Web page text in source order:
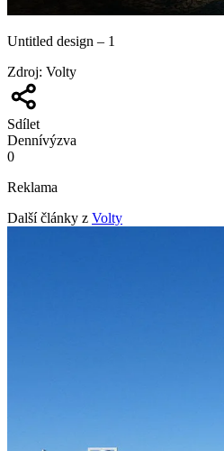
Untitled design – 1
Zdroj: Volty
Sdílet
Dennívýzva
0
Reklama
Další články z Volty